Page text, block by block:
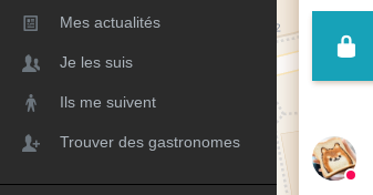
Mes actualités
Je les suis
Ils me suivent
Trouver des gastronomes